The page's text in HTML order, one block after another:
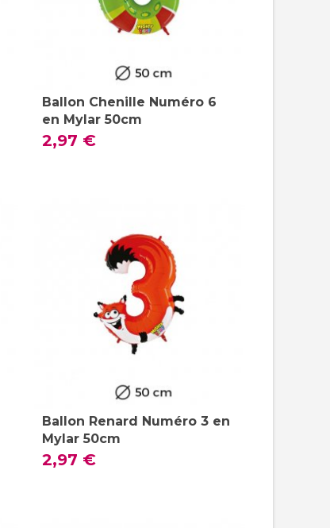
Ballon Chenille Numéro 6
en Mylar 50cm
2,97 €
Ballon Renard Numéro 3 en
Mylar 50cm
2,97 €